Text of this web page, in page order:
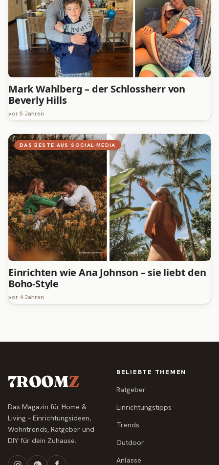
Mark Wahlberg – der Schlossherr von
Beverly Hills
vor 5 Jahren
DAS BESTE AUS SOCIAL-MEDIA
Einrichten wie Ana Johnson – sie liebt den
Boho-Style
vor 4 Jahren
7ROOMZ
Das Magazin für Home &
Living – Einrichtungsideen,
Wohntrends, Ratgeber und
DIY für dein Zuhause.
BELIEBTE THEMEN
Ratgeber
Einrichtungstipps
Trends
Outdoor
Anlässe